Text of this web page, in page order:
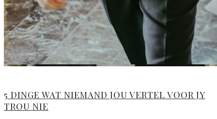
5 DINGE WAT NIEMAND JOU VERTEL VOOR JY
TROU NIE